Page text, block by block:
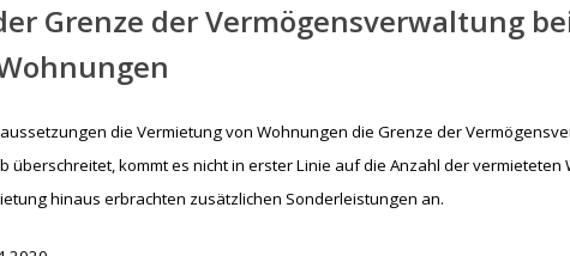
Grenze der Vermögensverwaltung
die Vermietung von Wohnungen die Grenze der
überschreitet, kommt es nicht in erster Linie auf die Anzahl der vermieteten
hinaus erbrachten zusätzlichen Sonderleistungen an.